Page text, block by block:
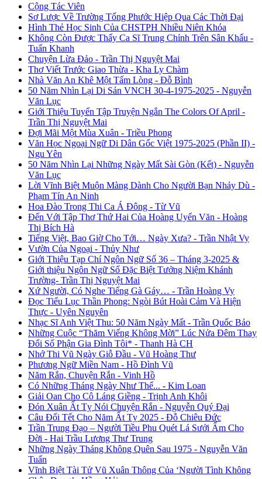
Cộng Tác Viên
Sơ Lược Về Trường Tống Phước Hiệp Qua Các Thời Đại
Hình Thẻ Học Sinh Của CHSTPH Nhiều Niên Khóa
Không Còn Được Thấy Ca Sĩ Trung Chỉnh Trên Sân Khấu -
Tuấn Khanh
Chuyện Lừa Đảo - Trần Thị Nguyệt Mai
Thơ Viết Trước Giao Thừa - Kha Ly Chàm
Nhà Văn An Khê Một Tấm Lòng - Đỗ Bình
50 Năm Nhìn Lại Di Sản VNCH 30-4-1975-2025 - Nguyễn
Văn Lục
Giới Thiệu Tuyển Tập Truyện Ngắn The Colors Of April -
Trần Thị Nguyệt Mai
Đợi Mãi Một Mùa Xuân - Triều Phong
Văn Học Ngoại Ngữ Di Dân Gốc Việt 1975-2025 (Phần II) -
Ngu Yên
50 Năm Nhìn Lại Những Ngày Mất Sài Gòn (Kết) - Nguyễn
Văn Lục
Lời Vĩnh Biệt Muộn Màng Dành Cho Người Bạn Nhảy Dù -
Phạm Tín An Ninh
Hoa Đào Trong Thi Ca Á Đông - Từ Vũ
Đến Với Tập Thơ Thứ Hai Của Hoàng Uyển Văn - Hoàng
Thị Bích Hà
Tiếng Việt, Bao Giờ Cho Tới… Ngày Xưa? - Trần Nhật Vy
Vườn Của Ngoại - Thủy Như
Giới Thiệu Tạp Chí Ngôn Ngữ Số 36 – Tháng 3-2025 &
Giới thiệu Ngôn Ngữ Số Đặc Biệt Tưởng Niệm Khánh
Trường- Trần Thị Nguyệt Mai
Xứ Người, Có Nghe Tiếng Gà Gáy… - Trần Hoàng Vy
Đọc Tiểu Lục Thần Phong: Ngòi Bút Hoài Cảm Và Hiện
Thực - Uyên Nguyên
Nhạc Sĩ Anh Việt Thu: 50 Năm Ngày Mất - Trần Quốc Bảo
Những Cuộc “Thăm Viếng Không Mời” Lúc Nửa Đêm Thay
Đổi Số Phận Gia Đình Tôi* - Thanh Hà CH
Nhớ Thi Vũ Ngày Giỗ Đầu - Vũ Hoàng Thư
Phương Ngữ Miền Nam - Hồ Đình Vũ
Năm Rắn, Chuyện Rắn - Vinh Hồ
Có Những Tháng Ngày Như Thế... - Kim Loan
Giải Oan Cho Cô Láng Giềng - Trịnh Anh Khôi
Đón Xuân Ất Tỵ Nói Chuyện Rắn - Nguyễn Quý Đại
Câu Đối Tết Cho Năm Ất Tỵ 2025 - Đỗ Chiêu Đức
Trần Trung Đạo – Người Tiều Phu Quét Lá Sưởi Ấm Cho
Đời - Hai Trầu Lương Thư Trung
Những Ngày Tháng Không Quên Sau 1975 - Nguyễn Văn
Tuấn
Vĩnh Biệt Tài Tử Vũ Xuân Thông Của ‘Người Tình Không